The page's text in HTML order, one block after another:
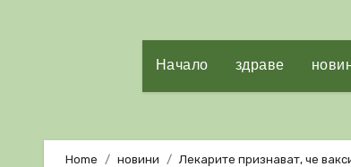
Начало здраве
Home новини Лекарите признават, че